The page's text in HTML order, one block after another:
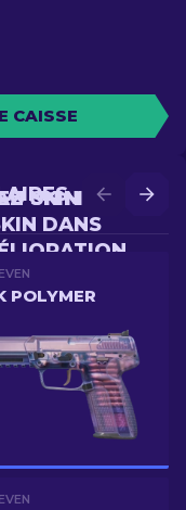
CAISSE
UN MEILLEUR
DANS
SKIN EN
POLYMER